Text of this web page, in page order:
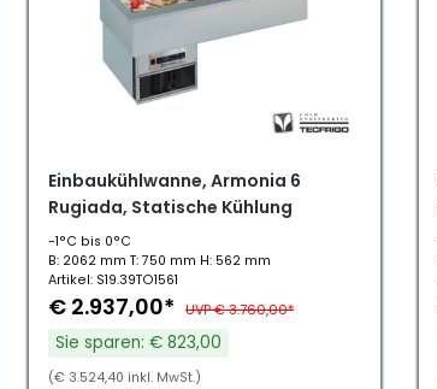
Einbaukühlwanne, Armonia 6
Rugiada, Statische Kühlung
-1°C bis 0°C
B: 2062 mm T: 750 mm H: 562 mm
Artikel: S19.39TO1561
€ 2.937,00* UVP € 3.760,00*
Sie sparen: € 823,00
(€ 3.524,40 inkl. MwSt.)